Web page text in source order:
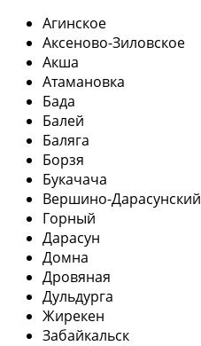
Агинское
Аксеново-Зиловское
Акша
Атамановка
Бада
Балей
Баляга
Борзя
Букачача
Вершино-Дарасунский
Горный
Дарасун
Домна
Дровяная
Дульдурга
Жирекен
Забайкальск